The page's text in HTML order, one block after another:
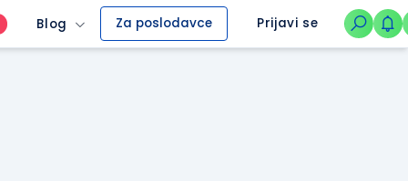
Blog Za poslodavce Prijavi se